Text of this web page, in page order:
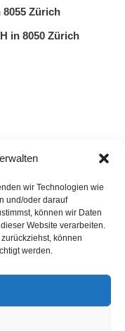
wir Technologien wie
und/oder darauf
können wir Daten
Website verarbeiten.
können
werden.
Zürich
in 8050 Zürich